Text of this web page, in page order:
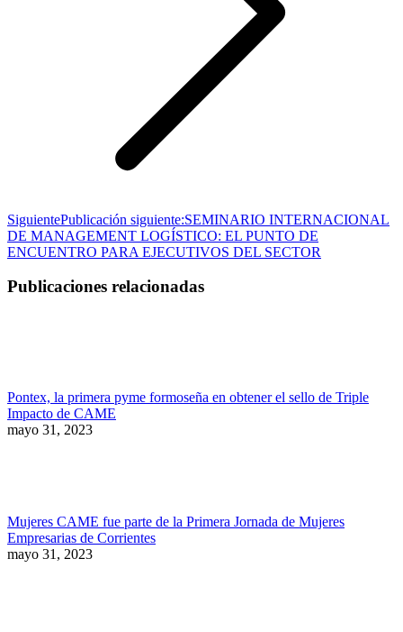
SiguientePublicación siguiente:SEMINARIO INTERNACIONAL
DE MANAGEMENT LOGÍSTICO: EL PUNTO DE
ENCUENTRO PARA EJECUTIVOS DEL SECTOR
Publicaciones relacionadas
Pontex, la primera pyme formoseña en obtener el sello de Triple
Impacto de CAME
mayo 31, 2023
Mujeres CAME fue parte de la Primera Jornada de Mujeres
Empresarias de Corrientes
mayo 31, 2023